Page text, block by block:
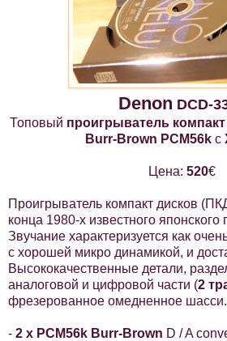
Denon DCD-
Топовый проигрыватель
Burr-Brown PCM56kс
Цена: 520€
Проигрыватель компакт дисков
конца 1980-х известного японского
Звучание характеризуется как
с хорошей микро динамикой, и
Высококачественные детали,
аналоговой и цифровой части (2
фрезерованное омедненное шасси.
- 2 x PCM56k Burr-Brown D / A